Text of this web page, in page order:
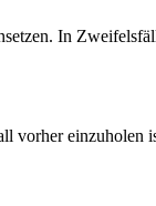
In
vorher einzuholen